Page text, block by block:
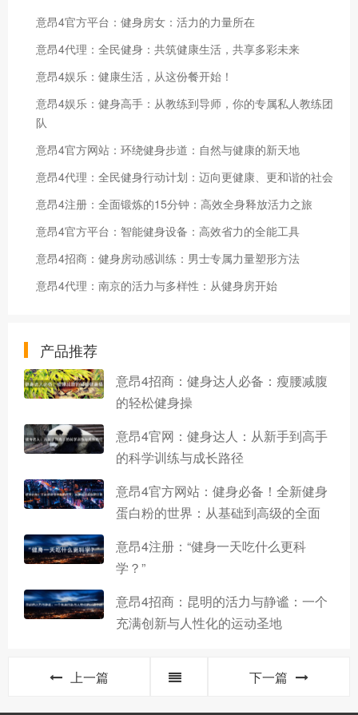
意昂4官方平台：健身房女：活力的力量所在
意昂4代理：全民健身：共筑健康生活，共享多彩未来
意昂4娱乐：健康生活，从这份餐开始！
意昂4娱乐：健身高手：从教练到导师，你的专属私人教练团
队
意昂4官方网站：环绕健身步道：自然与健康的新天地
意昂4代理：全民健身行动计划：迈向更健康、更和谐的社会
意昂4注册：全面锻炼的15分钟：高效全身释放活力之旅
意昂4官方平台：智能健身设备：高效省力的全能工具
意昂4招商：健身房动感训练：男士专属力量塑形方法
意昂4代理：南京的活力与多样性：从健身房开始
产品推荐
意昂4招商：健身达人必备：瘦腰减腹
的轻松健身操
意昂4官网：健身达人：从新手到高手
的科学训练与成长路径
意昂4官方网站：健身必备！全新健身
蛋白粉的世界：从基础到高级的全面
意昂4注册：“健身一天吃什么更科
学？”
意昂4招商：昆明的活力与静谧：一个
充满创新与人性化的运动圣地
上一篇 下一篇